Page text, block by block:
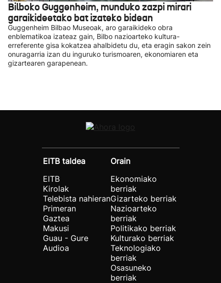
Bilboko Guggenheim, munduko zazpi mirari
garaikideetako bat izateko bidean
Guggenheim Bilbao Museoak, aro garaikideko obra
enblematikoa izateaz gain, Bilbo nazioarteko kultura-
erreferente gisa kokatzea ahalbidetu du, eta eragin sakon zein
onuragarria izan du inguruko turismoaren, ekonomiaren eta
gizartearen garapenean.
EITB taldea
EITB
Kirolak
Telebista nahieran
Primeran
Gaztea
Makusi
Guau - Gure
Audioa
Orain
Ekonomiako
berriak
Gizarteko berriak
Nazioarteko
berriak
Politikako berriak
Kulturako berriak
Teknologiako
berriak
Osasuneko
berriak